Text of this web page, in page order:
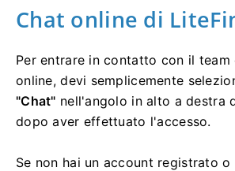
Chat online di
Per entrare in contatto con il
online, devi semplicemente
"Chat" nell'angolo in alto a destra
dopo aver effettuato l'accesso.
Se non hai un account registrato o